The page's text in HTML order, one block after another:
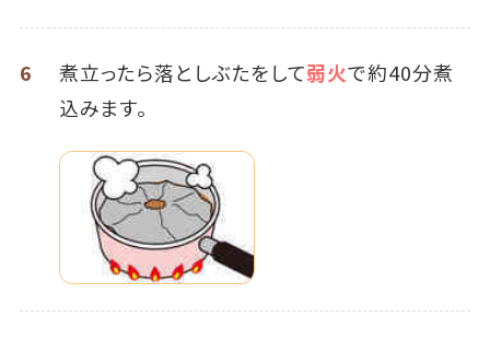
6 煮立ったら落としぶたをして弱火で約40分煮
込みます。